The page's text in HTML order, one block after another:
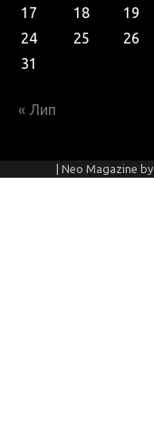
17
18 19
24
25 26
31
« Лип
| Neo Magazine by